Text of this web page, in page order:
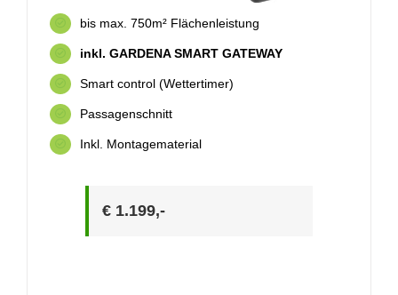
bis max. 750m² Flächenleistung
inkl. GARDENA SMART GATEWAY
Smart control (Wettertimer)
Passagenschnitt
Inkl. Montagematerial
€ 1.199,-